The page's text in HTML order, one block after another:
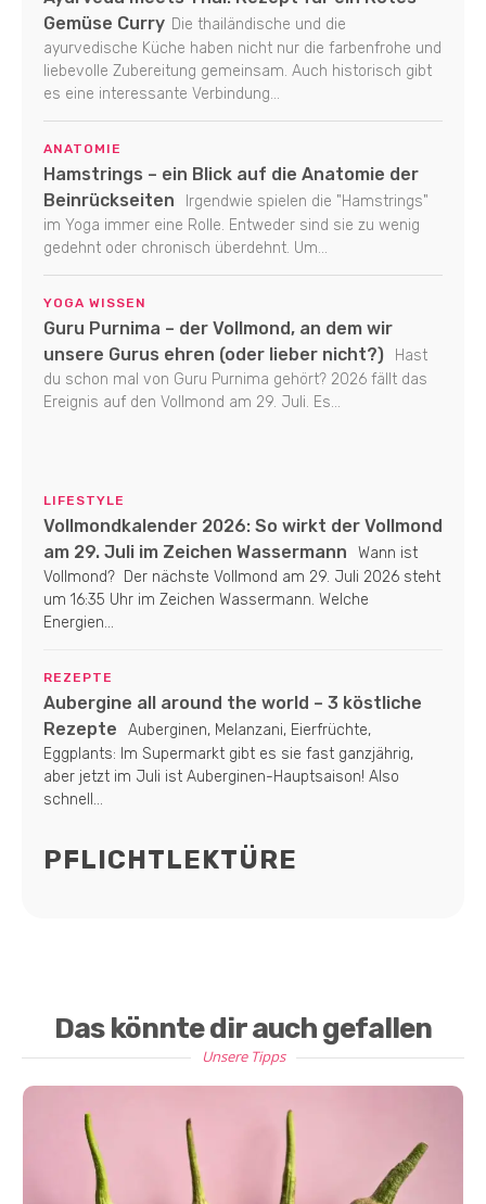
Gemüse Curry Die thailändische und die
ayurvedische Küche haben nicht nur die farbenfrohe und
liebevolle Zubereitung gemeinsam. Auch historisch gibt
es eine interessante Verbindung...
ANATOMIE
Hamstrings – ein Blick auf die Anatomie der
Beinrückseiten
Irgendwie spielen die "Hamstrings"
im Yoga immer eine Rolle. Entweder sind sie zu wenig
gedehnt oder chronisch überdehnt. Um...
YOGA WISSEN
Guru Purnima – der Vollmond, an dem wir
unsere Gurus ehren (oder lieber nicht?)
Hast
du schon mal von Guru Purnima gehört? 2026 fällt das
Ereignis auf den Vollmond am 29. Juli. Es...
LIFESTYLE
Vollmondkalender 2026: So wirkt der Vollmond
am 29. Juli im Zeichen Wassermann
Wann ist
Vollmond? Der nächste Vollmond am 29. Juli 2026 steht
um 16:35 Uhr im Zeichen Wassermann. Welche
Energien...
REZEPTE
Aubergine all around the world – 3 köstliche
Rezepte
Auberginen, Melanzani, Eierfrüchte,
Eggplants: Im Supermarkt gibt es sie fast ganzjährig,
aber jetzt im Juli ist Auberginen-Hauptsaison! Also
schnell...
PFLICHTLEKTÜRE
Das könnte dir auch gefallen
Unsere Tipps